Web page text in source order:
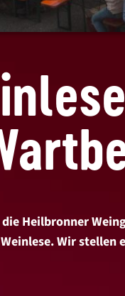
Heilbronner
Wir